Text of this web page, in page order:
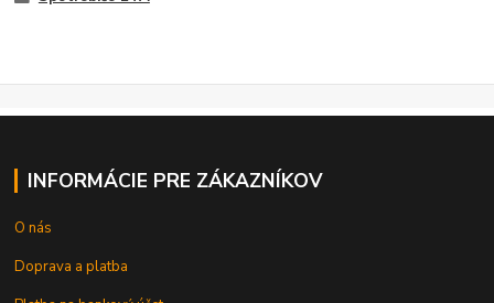
INFORMÁCIE PRE ZÁKAZNÍKOV
O nás
Doprava a platba